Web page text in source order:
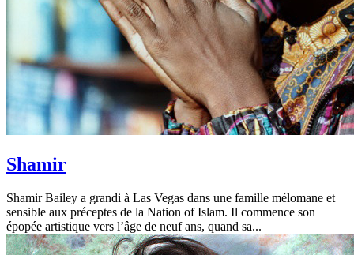
Shamir
Shamir Bailey a grandi à Las Vegas dans une famille mélomane et
sensible aux préceptes de la Nation of Islam. Il commence son
épopée artistique vers l’âge de neuf ans, quand sa...